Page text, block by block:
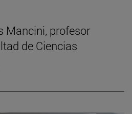
Mancini, profesor
de Ciencias